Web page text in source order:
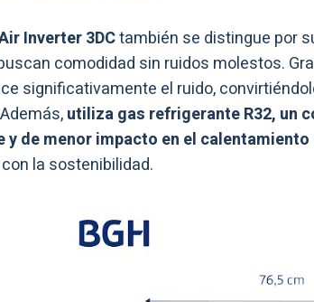
Inverter 3DCtambién se distingue por
comodidad sin ruidos molestos.
significativamente el ruido,
utiliza gas refrigerante R32, un
y de menor impacto en el
la sostenibilidad.